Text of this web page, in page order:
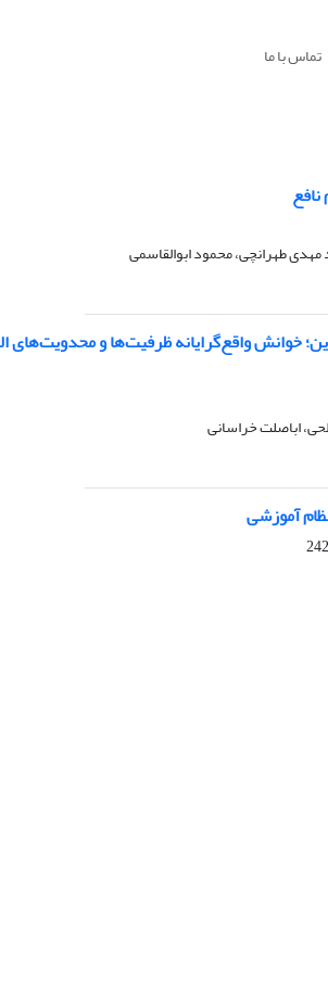
تماس با ما
طهرانچی، محمود ابوالقاسمی
خوانش واقع‌گرایانه ظرفیت‌ها و محدویت‌های
اباصلت خراسانی
آموزشی